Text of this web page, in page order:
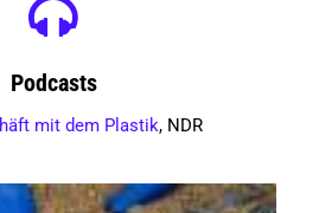
Podcasts
mit dem Plastik, NDR